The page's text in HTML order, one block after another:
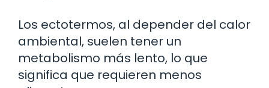
Los ectotermos, al depender del calor
ambiental, suelen tener un
metabolismo más lento, lo que
significa que requieren menos